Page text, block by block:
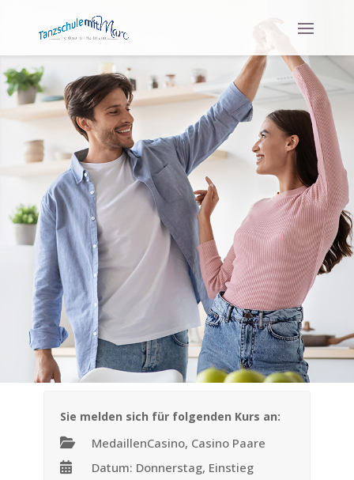
Sie melden sich für folgenden Kurs an:
MedaillenCasino, Casino Paare
Datum: Donnerstag, Einstieg